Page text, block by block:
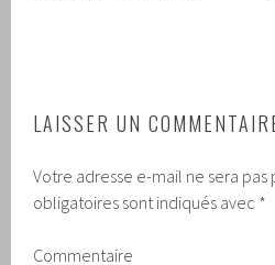
LAISSER UN
Votre adresse e-mail ne sera pas
obligatoires sont indiqués avec *
Commentaire